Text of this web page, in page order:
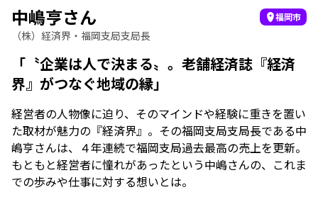
中嶋亨さん 福岡市
（株）経済界・福岡支局支局長
「〝企業は人で決まる〟。老舗経済誌『経済
界』がつなぐ地域の縁」
経営者の人物像に迫り、そのマインドや経験に重きを置い
た取材が魅力の『経済界』。その福岡支局支局長である中
嶋亨さんは、４年連続で福岡支局過去最高の売上を更新。
もともと経営者に憧れがあったという中嶋さんの、これま
での歩みや仕事に対する想いとは。